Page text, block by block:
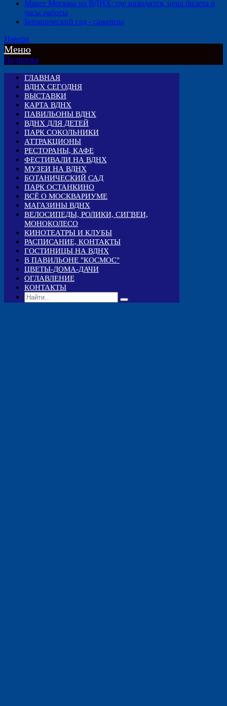
Макет Москвы на ВДНХ: где находится, цена билета и
часы работы
Ботанический сад - саженцы
Наверх
Меню
Подписка
ГЛАВНАЯ
ВДНХ СЕГОДНЯ
ВЫСТАВКИ
КАРТА ВДНХ
ПАВИЛЬОНЫ ВДНХ
ВДНХ ДЛЯ ДЕТЕЙ
ПАРК СОКОЛЬНИКИ
АТТРАКЦИОНЫ
РЕСТОРАНЫ, КАФЕ
ФЕСТИВАЛИ НА ВДНХ
МУЗЕИ НА ВДНХ
БОТАНИЧЕСКИЙ САД
ПАРК ОСТАНКИНО
ВСЁ О МОСКВАРИУМЕ
МАГАЗИНЫ ВДНХ
ВЕЛОСИПЕДЫ, РОЛИКИ, СИГВЕИ,
МОНОКОЛЕСО
КИНОТЕАТРЫ И КЛУБЫ
РАСПИСАНИЕ, КОНТАКТЫ
ГОСТИНИЦЫ НА ВДНХ
В ПАВИЛЬОНЕ "КОСМОС"
ЦВЕТЫ-ДОМА-ДАЧИ
ОГЛАВЛЕНИЕ
КОНТАКТЫ